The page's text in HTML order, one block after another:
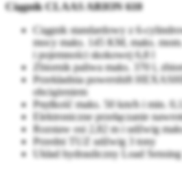
Ciągnik CLAAS ARION 610
Ciągnik standardowy z 6-
mocy maks. 145 KM, maks.
i pojemności skokowej 6,8 l
Zbiornik paliwa maks. 370 l,
Przekładnia powershift
obciążeniem
Prędkość maks. 50 km/h i min.
Elektroniczne przełączanie
Rozstaw osi 2,82 m i udźwig
Przedni TUZ udźwig 3 tony
Układ hydrauliczny Load